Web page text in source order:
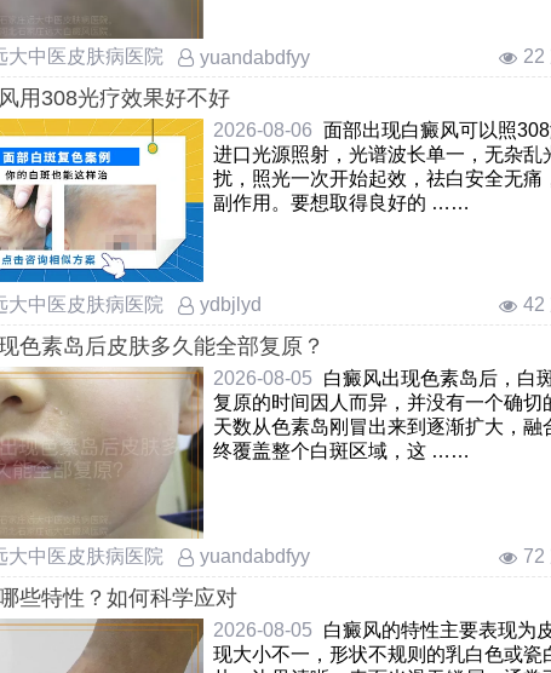
大中医皮肤病医院 yuandabdfyy 22
用308光疗效果好不好
2026-08-06
面部出现白癜风可以照308
进口光源照射，光谱波长单一，无杂乱
扰，照光一次开始起效，祛白安全无痛
副作用。要想取得良好的 ……
大中医皮肤病医院 ydbjlyd 42
色素岛后皮肤多久能全部复原？
2026-08-05
白癜风出现色素岛后，白
复原的时间因人而异，并没有一个确切
天数从色素岛刚冒出来到逐渐扩大，融
终覆盖整个白斑区域，这 ……
大中医皮肤病医院 yuandabdfyy 72
些特性？如何科学应对
2026-08-05
白癜风的特性主要表现为
现大小不一，形状不规则的乳白色或瓷